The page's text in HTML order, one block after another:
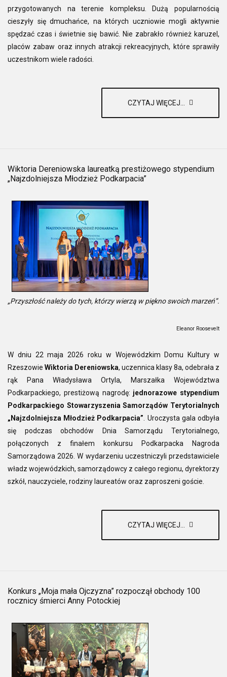
przygotowanych na terenie kompleksu. Dużą popularnością
cieszyły się dmuchańce, na których uczniowie mogli aktywnie
spędzać czas i świetnie się bawić. Nie zabrakło również karuzel,
placów zabaw oraz innych atrakcji rekreacyjnych, które sprawiły
uczestnikom wiele radości.
CZYTAJ WIĘCEJ...
Wiktoria Dereniowska laureatką prestiżowego stypendium
„Najzdolniejsza Młodzież Podkarpacia”
„Przyszłość należy do tych, którzy wierzą w piękno swoich marzeń”.
Eleanor Roosevelt
W dniu 22 maja 2026 roku w Wojewódzkim Domu Kultury w
Rzeszowie Wiktoria Dereniowska, uczennica klasy 8a, odebrała z
rąk Pana Władysława Ortyla, Marszałka Województwa
Podkarpackiego, prestiżową nagrodę: jednorazowe stypendium
Podkarpackiego Stowarzyszenia Samorządów Terytorialnych
„Najzdolniejsza Młodzież Podkarpacia”. Uroczysta gala odbyła
się podczas obchodów Dnia Samorządu Terytorialnego,
połączonych z finałem konkursu Podkarpacka Nagroda
Samorządowa 2026. W wydarzeniu uczestniczyli przedstawiciele
władz wojewódzkich, samorządowcy z całego regionu, dyrektorzy
szkół, nauczyciele, rodziny laureatów oraz zaproszeni goście.
CZYTAJ WIĘCEJ...
Konkurs „Moja mała Ojczyzna” rozpoczął obchody 100
rocznicy śmierci Anny Potockiej